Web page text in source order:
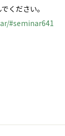
ください。
#seminar641